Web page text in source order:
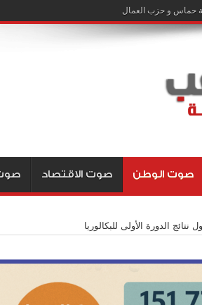
حماس و حزب العمال
صوت الوطن صوت الاقتصاد صوت
الدورة الأولى للبكالوريا